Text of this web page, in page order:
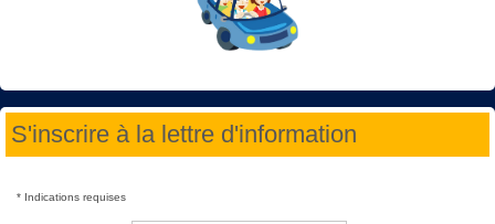
S'inscrire à la lettre d'information
* Indications requises